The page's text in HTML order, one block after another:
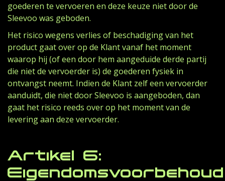
goederen te vervoeren en deze keuze niet door de
Sleevoo was geboden.
Het risico wegens verlies of beschadiging van het
product gaat over op de Klant vanaf het moment
waarop hij (of een door hem aangeduide derde partij
die niet de vervoerder is) de goederen fysiek in
ontvangst neemt. Indien de Klant zelf een vervoerder
aanduidt, die niet door Sleevoo is aangeboden, dan
gaat het risico reeds over op het moment van de
levering aan deze vervoerder.
Artikel 6:
Eigendomsvoorbehoud